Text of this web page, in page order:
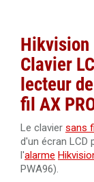
Hikvision
Clavier
lecteur
fil AX
Le clavier sans
d'un écran LCD
l'alarme
PWA96).